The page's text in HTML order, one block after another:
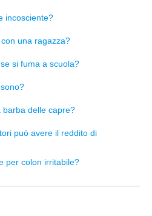
incosciente?
una ragazza?
si fuma a scuola?
barba delle capre?
può avere il reddito di
per colon irritabile?